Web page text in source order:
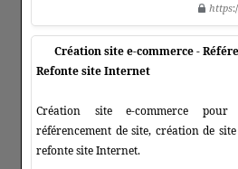
https
Création site e-commerce -
Refonte site Internet
Création site e-commerce
référencement de site, création de
refonte site Internet.